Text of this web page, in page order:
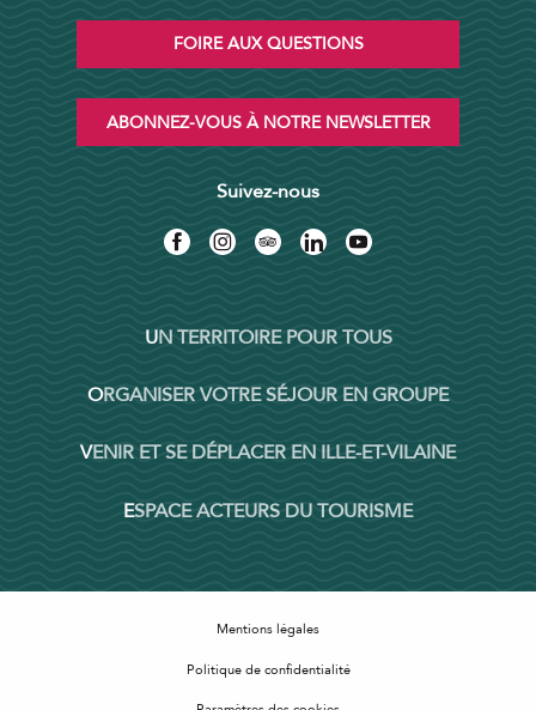
FOIRE AUX QUESTIONS
ABONNEZ-VOUS À NOTRE NEWSLETTER
Suivez-nous
UN TERRITOIRE POUR TOUS
ORGANISER VOTRE SÉJOUR EN GROUPE
VENIR ET SE DÉPLACER EN ILLE-ET-VILAINE
ESPACE ACTEURS DU TOURISME
Mentions légales
Politique de confidentialité